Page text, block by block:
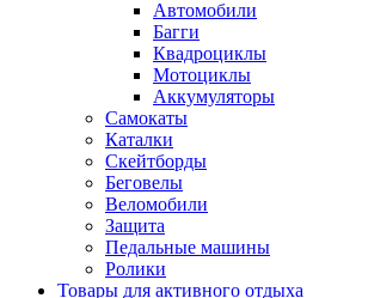
Автомобили
Багги
Квадроциклы
Мотоциклы
Аккумуляторы
Самокаты
Каталки
Скейтборды
Беговелы
Веломобили
Защита
Педальные машины
Ролики
Товары для активного отдыха